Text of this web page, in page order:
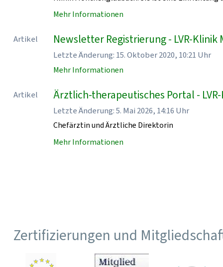
Mehr Informationen
Artikel Newsletter Registrierung - LVR-
Letzte Änderung: 15. Oktober 2020, 10:21 Uhr
Mehr Informationen
Artikel Ärztlich-therapeutisches Portal -
Letzte Änderung: 5. Mai 2026, 14:16 Uhr
Chefärztin und Ärztliche Direktorin
Mehr Informationen
Zertifizierungen und